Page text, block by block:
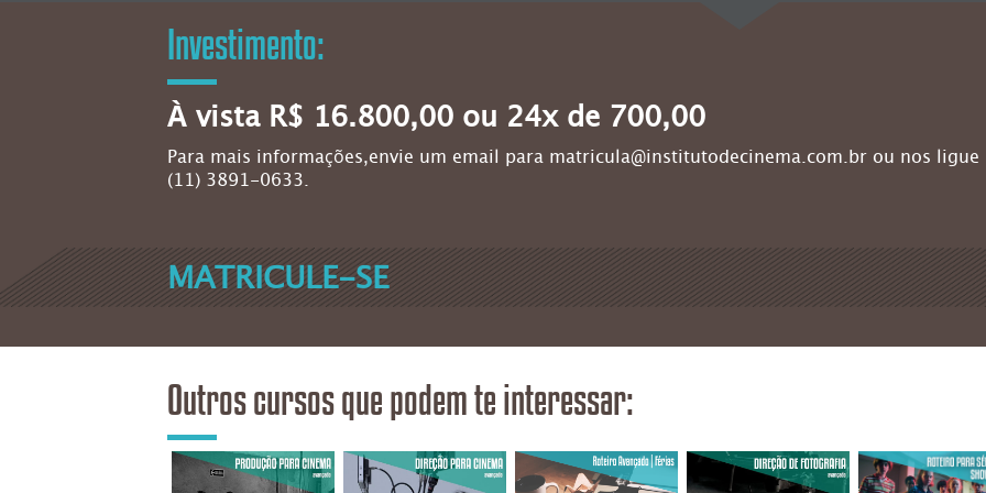
Investimento:
À vista R$ 16.800,00 ou 24x de 700,00
Para mais informações,envie um email para matricula@institutodecinema.com.br ou nos ligue
(11) 3891-0633.
MATRICULE-SE
Outros cursos que podem te interessar: